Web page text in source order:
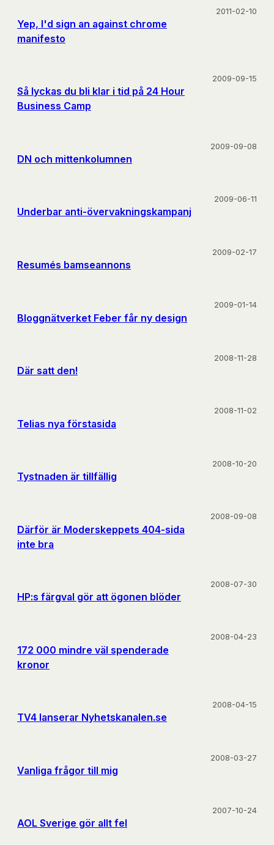
Yep, I'd sign an against chrome
manifesto
2011-02-10
Så lyckas du bli klar i tid på 24 Hour
Business Camp
2009-09-15
DN och mittenkolumnen
2009-09-08
Underbar anti-övervakningskampanj
2009-06-11
Resumés bamseannons
2009-02-17
Bloggnätverket Feber får ny design
2009-01-14
Där satt den!
2008-11-28
Telias nya förstasida
2008-11-02
Tystnaden är tillfällig
2008-10-20
Därför är Moderskeppets 404-sida
inte bra
2008-09-08
HP:s färgval gör att ögonen blöder
2008-07-30
172 000 mindre väl spenderade
kronor
2008-04-23
TV4 lanserar Nyhetskanalen.se
2008-04-15
Vanliga frågor till mig
2008-03-27
AOL Sverige gör allt fel
2007-10-24